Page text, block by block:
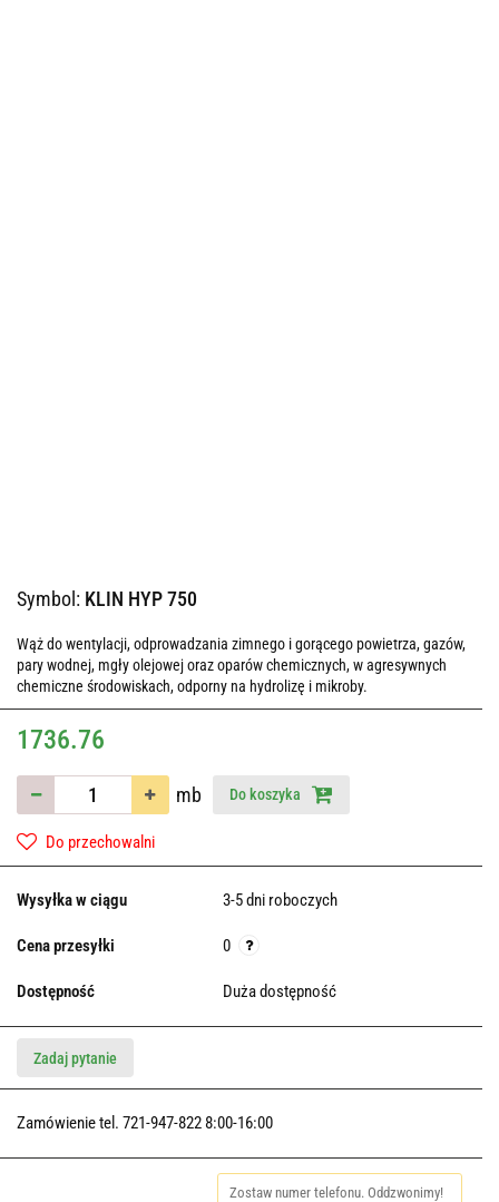
Symbol: KLIN HYP 750
Wąż do wentylacji, odprowadzania zimnego i gorącego powietrza, gazów,
pary wodnej, mgły olejowej oraz oparów chemicznych, w agresywnych
chemiczne środowiskach, odporny na hydrolizę i mikroby.
1736.76
mb Do koszyka
Do przechowalni
Wysyłka w ciągu 3-5 dni roboczych
Cena przesyłki 0
Dostępność Duża dostępność
Zadaj pytanie
Zamówienie tel. 721-947-822 8:00-16:00